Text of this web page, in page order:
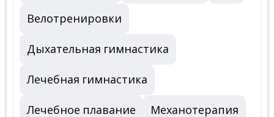
Велотренировки
Дыхательная гимнастика
Лечебная гимнастика
Лечебное плавание Механотерапия